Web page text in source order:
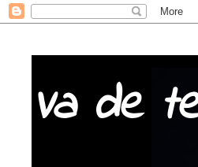
Va de